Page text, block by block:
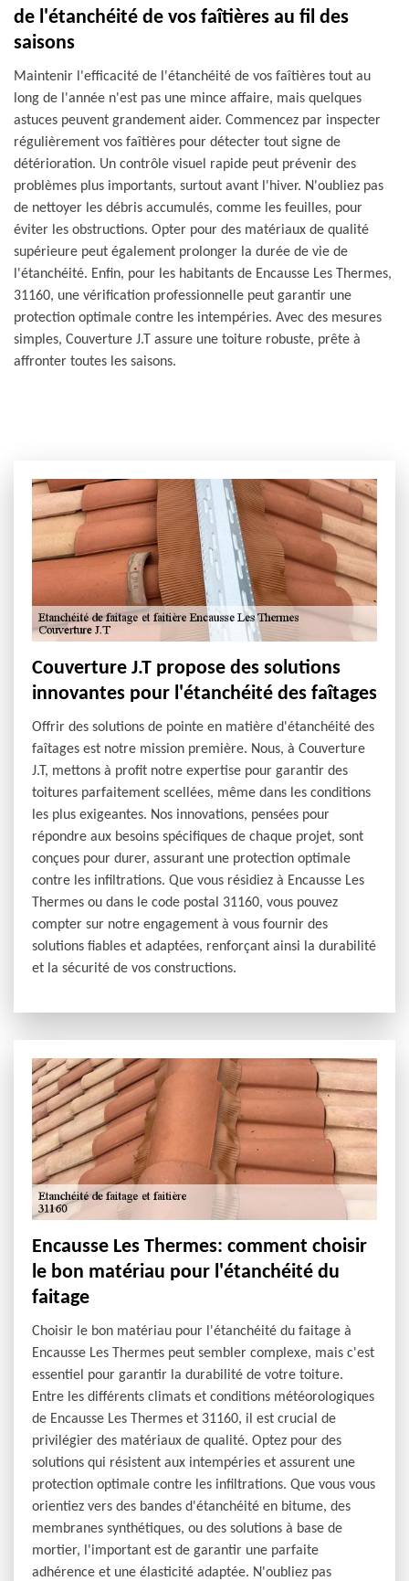
de l'étanchéité de vos faîtières au fil des
saisons
Maintenir l'efficacité de l'étanchéité de vos faîtières tout au
long de l'année n'est pas une mince affaire, mais quelques
astuces peuvent grandement aider. Commencez par inspecter
régulièrement vos faîtières pour détecter tout signe de
détérioration. Un contrôle visuel rapide peut prévenir des
problèmes plus importants, surtout avant l'hiver. N'oubliez pas
de nettoyer les débris accumulés, comme les feuilles, pour
éviter les obstructions. Opter pour des matériaux de qualité
supérieure peut également prolonger la durée de vie de
l'étanchéité. Enfin, pour les habitants de Encausse Les Thermes,
31160, une vérification professionnelle peut garantir une
protection optimale contre les intempéries. Avec des mesures
simples, Couverture J.T assure une toiture robuste, prête à
affronter toutes les saisons.
Couverture J.T propose des solutions
innovantes pour l'étanchéité des faîtages
Offrir des solutions de pointe en matière d'étanchéité des
faîtages est notre mission première. Nous, à Couverture
J.T, mettons à profit notre expertise pour garantir des
toitures parfaitement scellées, même dans les conditions
les plus exigeantes. Nos innovations, pensées pour
répondre aux besoins spécifiques de chaque projet, sont
conçues pour durer, assurant une protection optimale
contre les infiltrations. Que vous résidiez à Encausse Les
Thermes ou dans le code postal 31160, vous pouvez
compter sur notre engagement à vous fournir des
solutions fiables et adaptées, renforçant ainsi la durabilité
et la sécurité de vos constructions.
Encausse Les Thermes: comment choisir
le bon matériau pour l'étanchéité du
faitage
Choisir le bon matériau pour l'étanchéité du faitage à
Encausse Les Thermes peut sembler complexe, mais c'est
essentiel pour garantir la durabilité de votre toiture.
Entre les différents climats et conditions météorologiques
de Encausse Les Thermes et 31160, il est crucial de
privilégier des matériaux de qualité. Optez pour des
solutions qui résistent aux intempéries et assurent une
protection optimale contre les infiltrations. Que vous vous
orientiez vers des bandes d'étanchéité en bitume, des
membranes synthétiques, ou des solutions à base de
mortier, l'important est de garantir une parfaite
adhérence et une élasticité adaptée. N'oubliez pas